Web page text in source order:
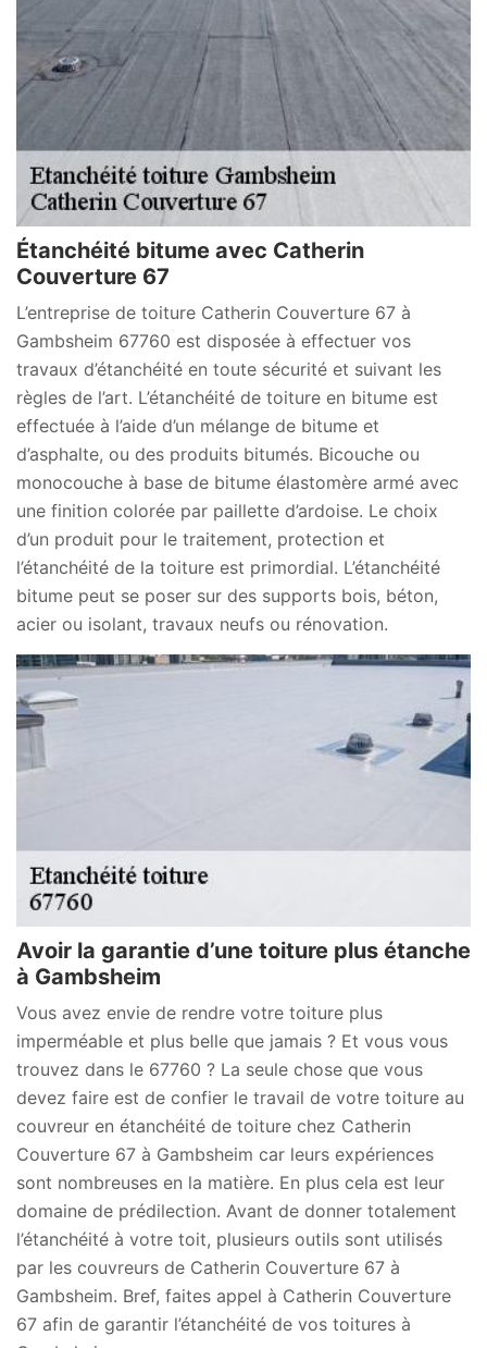
Étanchéité bitume avec Catherin
Couverture 67
L’entreprise de toiture Catherin Couverture 67 à
Gambsheim 67760 est disposée à effectuer vos
travaux d’étanchéité en toute sécurité et suivant les
règles de l’art. L’étanchéité de toiture en bitume est
effectuée à l’aide d’un mélange de bitume et
d’asphalte, ou des produits bitumés. Bicouche ou
monocouche à base de bitume élastomère armé avec
une finition colorée par paillette d’ardoise. Le choix
d’un produit pour le traitement, protection et
l’étanchéité de la toiture est primordial. L’étanchéité
bitume peut se poser sur des supports bois, béton,
acier ou isolant, travaux neufs ou rénovation.
Avoir la garantie d’une toiture plus étanche
à Gambsheim
Vous avez envie de rendre votre toiture plus
imperméable et plus belle que jamais ? Et vous vous
trouvez dans le 67760 ? La seule chose que vous
devez faire est de confier le travail de votre toiture au
couvreur en étanchéité de toiture chez Catherin
Couverture 67 à Gambsheim car leurs expériences
sont nombreuses en la matière. En plus cela est leur
domaine de prédilection. Avant de donner totalement
l’étanchéité à votre toit, plusieurs outils sont utilisés
par les couvreurs de Catherin Couverture 67 à
Gambsheim. Bref, faites appel à Catherin Couverture
67 afin de garantir l’étanchéité de vos toitures à